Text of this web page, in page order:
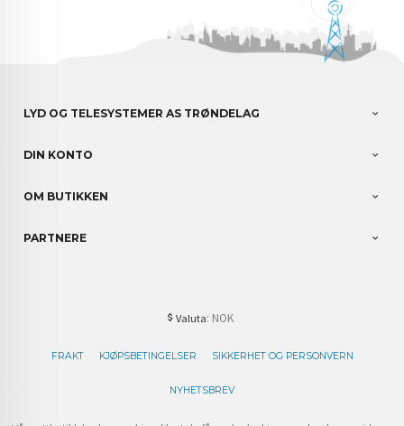
LYD OG TELESYSTEMER AS TRØNDELAG
DIN KONTO
OM BUTIKKEN
PARTNERE
Valuta: NOK
FRAKT KJØPSBETINGELSER SIKKERHET OG PERSONVERN
NYHETSBREV